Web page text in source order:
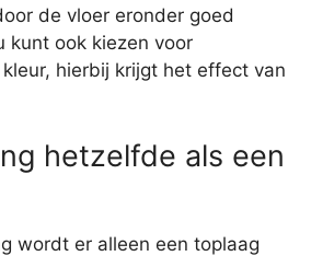
de vloer eronder goed
kunt ook kiezen voor
hierbij krijgt het effect van
hetzelfde als een
wordt er alleen een toplaag